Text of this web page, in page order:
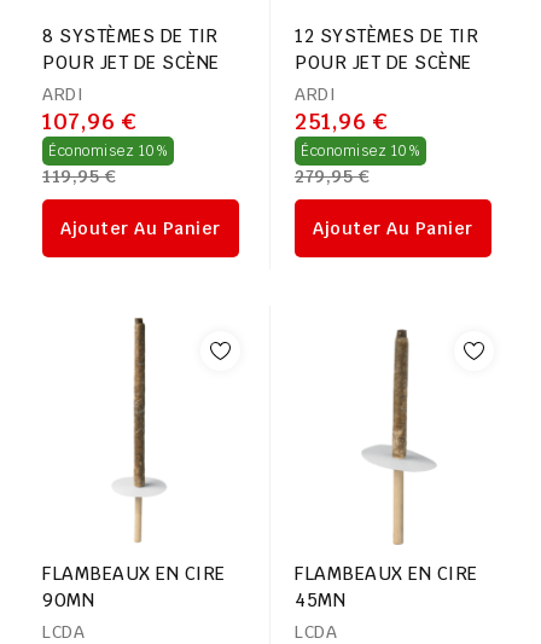
8 SYSTÈMES DE TIR
POUR JET DE SCÈNE
ARDI
107,96 €
Économisez 10% Prix
régulier
119,95 €
Ajouter Au Panier
12 SYSTÈMES DE TIR
POUR JET DE SCÈNE
ARDI
251,96 €
Économisez 10% Prix
régulier
279,95 €
Ajouter Au Panier
FLAMBEAUX EN CIRE
90MN
LCDA
FLAMBEAUX EN CIRE
45MN
LCDA